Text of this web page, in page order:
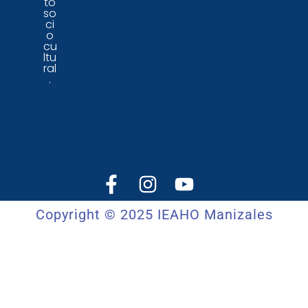
so
ci
o
cu
ltu
ral
.
Copyright © 2025 IEAHO Manizales